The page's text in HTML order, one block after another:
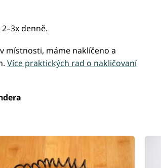
denně.
místnosti, máme naklíčeno a
Více praktických rad o nakličovaní